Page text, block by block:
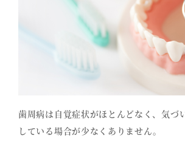
歯周病は自覚症状がほとんどなく、気づ
している場合が少なくありません。